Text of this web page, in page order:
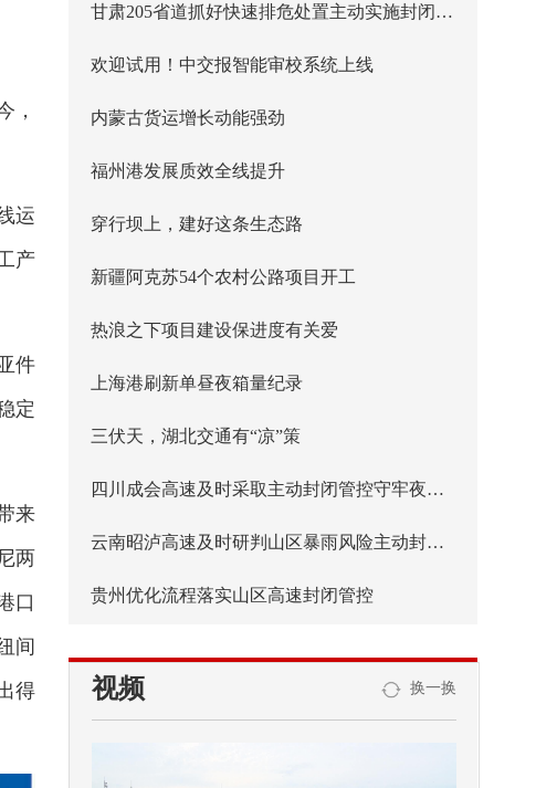
，
运
产
件
定
来
两
口
间
得
甘肃205省道抓好快速排危处置主动实施封闭管控
欢迎试用！中交报智能审校系统上线
内蒙古货运增长动能强劲
福州港发展质效全线提升
穿行坝上，建好这条生态路
新疆阿克苏54个农村公路项目开工
热浪之下项目建设保进度有关爱
上海港刷新单昼夜箱量纪录
三伏天，湖北交通有“凉”策
四川成会高速及时采取主动封闭管控守牢夜间安全防线
云南昭泸高速及时研判山区暴雨风险主动封闭管控
贵州优化流程落实山区高速封闭管控
视频 换一换